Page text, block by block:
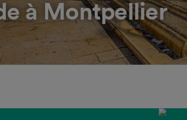
à Montpellier